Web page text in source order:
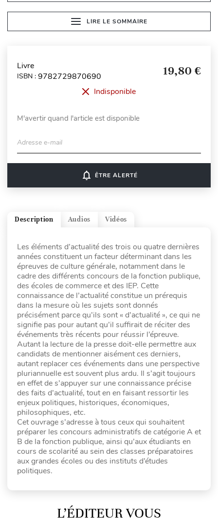
LIRE LE SOMMAIRE
Livre
ISBN : 9782729870690 19,80 €
Indisponible
M'avertir quand l'article est disponible
Adresse e-mail
notifications_none ÊTRE ALERTÉ
Vidéos
Audios
Description
Les éléments d’actualité des trois ou quatre dernières
années constituent un facteur déterminant dans les
épreuves de culture générale, notamment dans le
cadre des différents concours de la fonction publique,
des écoles de commerce et des IEP. Cette
connaissance de l’actualité constitue un prérequis
dans la mesure où les sujets sont donnés
précisément parce qu’ils sont « d’actualité », ce qui ne
signifie pas pour autant qu’il suffirait de réciter des
événements très récents pour réussir l’épreuve.
Autant la lecture de la presse doit-elle permettre aux
candidats de mentionner aisément ces derniers,
autant replacer ces événements dans une perspective
pluriannuelle est souvent plus ardu. Il s’agit toujours
en effet de s’appuyer sur une connaissance précise
des faits d’actualité, tout en en faisant ressortir les
enjeux politiques, historiques, économiques,
philosophiques, etc.
Cet ouvrage s’adresse à tous ceux qui souhaitent
préparer les concours administratifs de catégorie A et
B de la fonction publique, ainsi qu’aux étudiants en
cours de scolarité au sein des classes préparatoires
aux grandes écoles ou des instituts d’études
politiques.
L’ÉDITEUR VOUS